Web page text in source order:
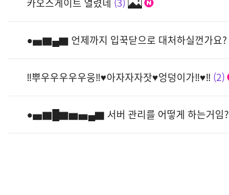
●▅▇▄▇ 언제까지 입꾹닫으로 대처하실껀가요?
‼뿌우우우우우웅‼♥아자자자잣♥엉덩이가‼♥‼ 2
●▅▇█▇▆▅▄▇ 서버 관리를 어떻게 하는거임?